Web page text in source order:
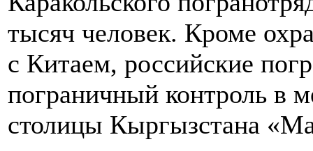
тысяч человек. Кроме
с Китаем, российские
пограничный контроль в
столицы Кыргызстана